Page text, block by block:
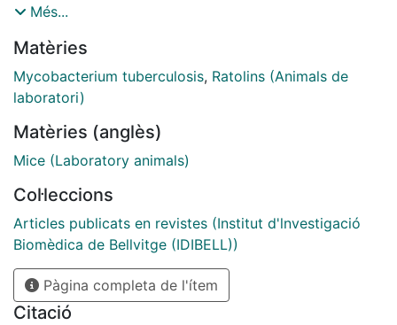
ability is not known. Here, we show that among
induced a prominent expression of gamma interferon
in splenocytes from both non-TB and TB M. vaccae-
treated mice.
Més...
Matèries
Mycobacterium tuberculosis, Ratolins (Animals de
laboratori)
Matèries (anglès)
Mice (Laboratory animals)
Col·leccions
Articles publicats en revistes (Institut d'lnvestigació
Biomèdica de Bellvitge (IDIBELL))
Pàgina completa de l'ítem
Citació